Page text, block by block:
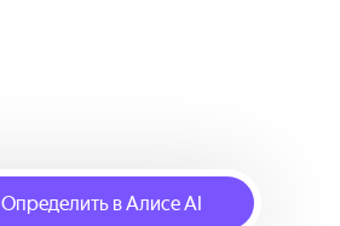
Определить в Алисе AI